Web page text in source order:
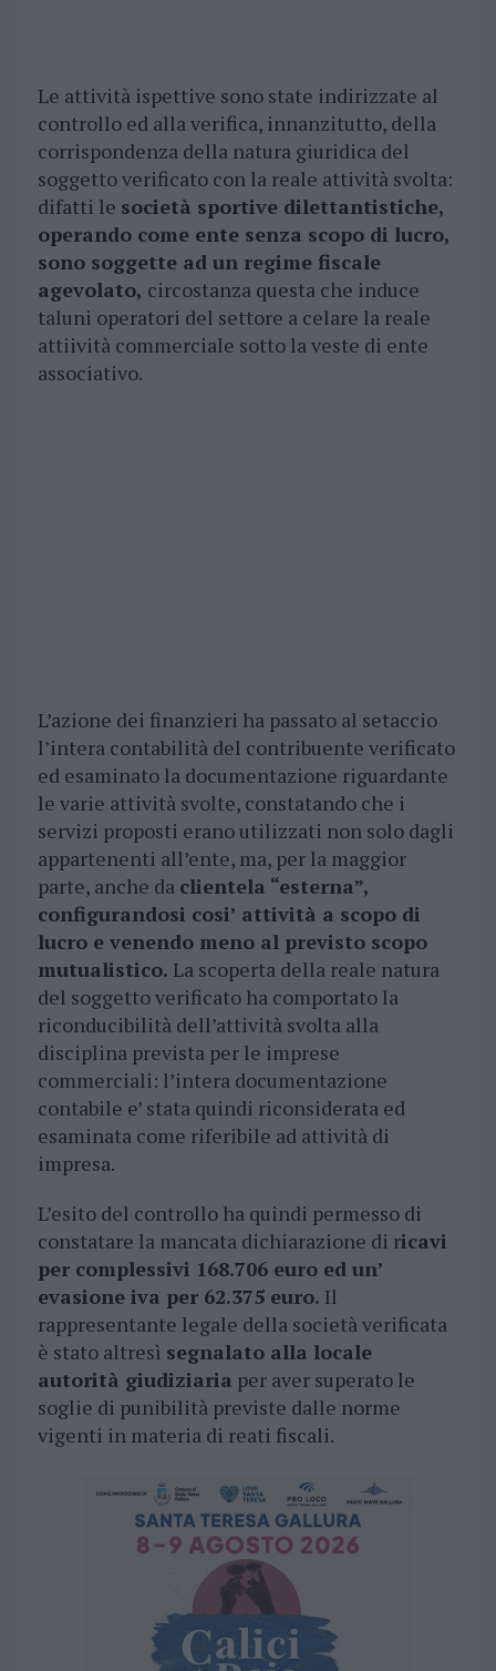
Le attività ispettive sono state indirizzate al
controllo ed alla verifica, innanzitutto, della
corrispondenza della natura giuridica del
soggetto verificato con la reale attività svolta:
difatti le società sportive dilettantistiche,
operando come ente senza scopo di lucro,
sono soggette ad un regime fiscale
agevolato, circostanza questa che induce
taluni operatori del settore a celare la reale
attiività commerciale sotto la veste di ente
associativo.
L’azione dei finanzieri ha passato al setaccio
l’intera contabilità del contribuente verificato
ed esaminato la documentazione riguardante
le varie attività svolte, constatando che i
servizi proposti erano utilizzati non solo dagli
appartenenti all’ente, ma, per la maggior
parte, anche da clientela “esterna”,
configurandosi cosi’ attività a scopo di
lucro e venendo meno al previsto scopo
mutualistico. La scoperta della reale natura
del soggetto verificato ha comportato la
riconducibilità dell’attività svolta alla
disciplina prevista per le imprese
commerciali: l’intera documentazione
contabile e’ stata quindi riconsiderata ed
esaminata come riferibile ad attività di
impresa.
L’esito del controllo ha quindi permesso di
constatare la mancata dichiarazione di ricavi
per complessivi 168.706 euro ed un’
evasione iva per 62.375 euro. Il
rappresentante legale della società verificata
è stato altresì segnalato alla locale
autorità giudiziaria per aver superato le
soglie di punibilità previste dalle norme
vigenti in materia di reati fiscali.